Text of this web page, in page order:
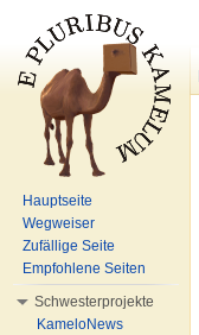
Hauptseite
Wegweiser
Zufällige Seite
Empfohlene Seiten
Schwesterprojekte
KameloNews